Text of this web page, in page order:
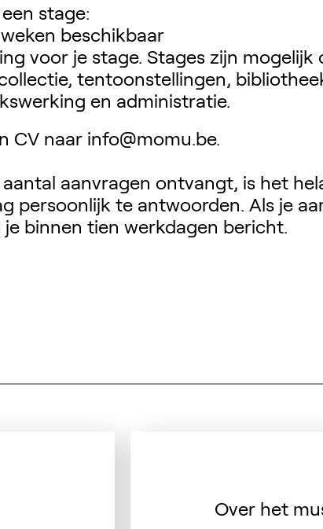
stage:
beschikbaar
voor je stage. Stages zijn mogelijk
tentoonstellingen,
en administratie.
CV naar info@momu.be.
aanvragen ontvangt, is het
persoonlijk te antwoorden. Als je
binnen tien werkdagen bericht.
tabblad)
Over het